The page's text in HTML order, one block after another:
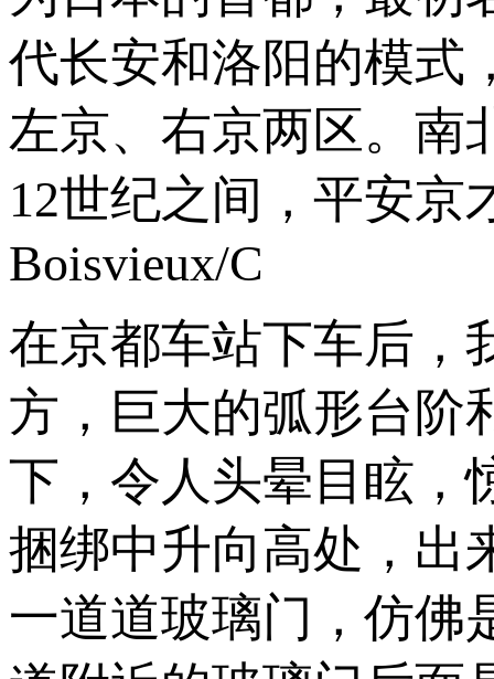
代长安和洛阳的模式
左京、右京两区。南
12世纪之间，平安京
Boisvieux/C
在京都车站下车后，
方，巨大的弧形台阶
下，令人头晕目眩，
捆绑中升向高处，出
一道道玻璃门，仿佛